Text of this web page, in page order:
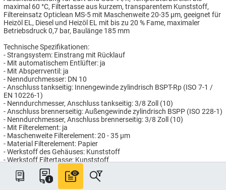
maximal 60 °C, Filtertasse aus kurzem, transparentem Kunststoff,
Filtereinsatz Opticlean MS-5 mit Maschenweite 20-35 µm, geeignet für
Heizöl EL, Diesel und Heizöl EL mit bis zu 20 % Fame, maximaler
Betriebsdruck 0,7 bar, Baulänge 185 mm
Technische Spezifikationen:
- Strangsystem: Einstrang mit Rücklauf
- Mit automatischem Entlüfter: ja
- Mit Absperrventil: ja
- Nenndurchmesser: DN 10
- Anschluss tankseitig: Innengewinde zylindrisch BSPT-Rp (ISO 7-1 /
EN 10226-1)
- Nenndurchmesser, Anschluss tankseitig: 3/8 Zoll (10)
- Anschluss brennerseitig: Außengewinde zylindrisch BSPP (ISO 228-1)
- Nenndurchmesser, Anschluss brennerseitig: 3/8 Zoll (10)
- Mit Filterelement: ja
- Maschenweite Filterelement: 20 - 35 µm
- Material Filterelement: Papier
- Werkstoff des Gehäuses: Kunststoff
- Werkstoff Filtertasse: Kunststoff